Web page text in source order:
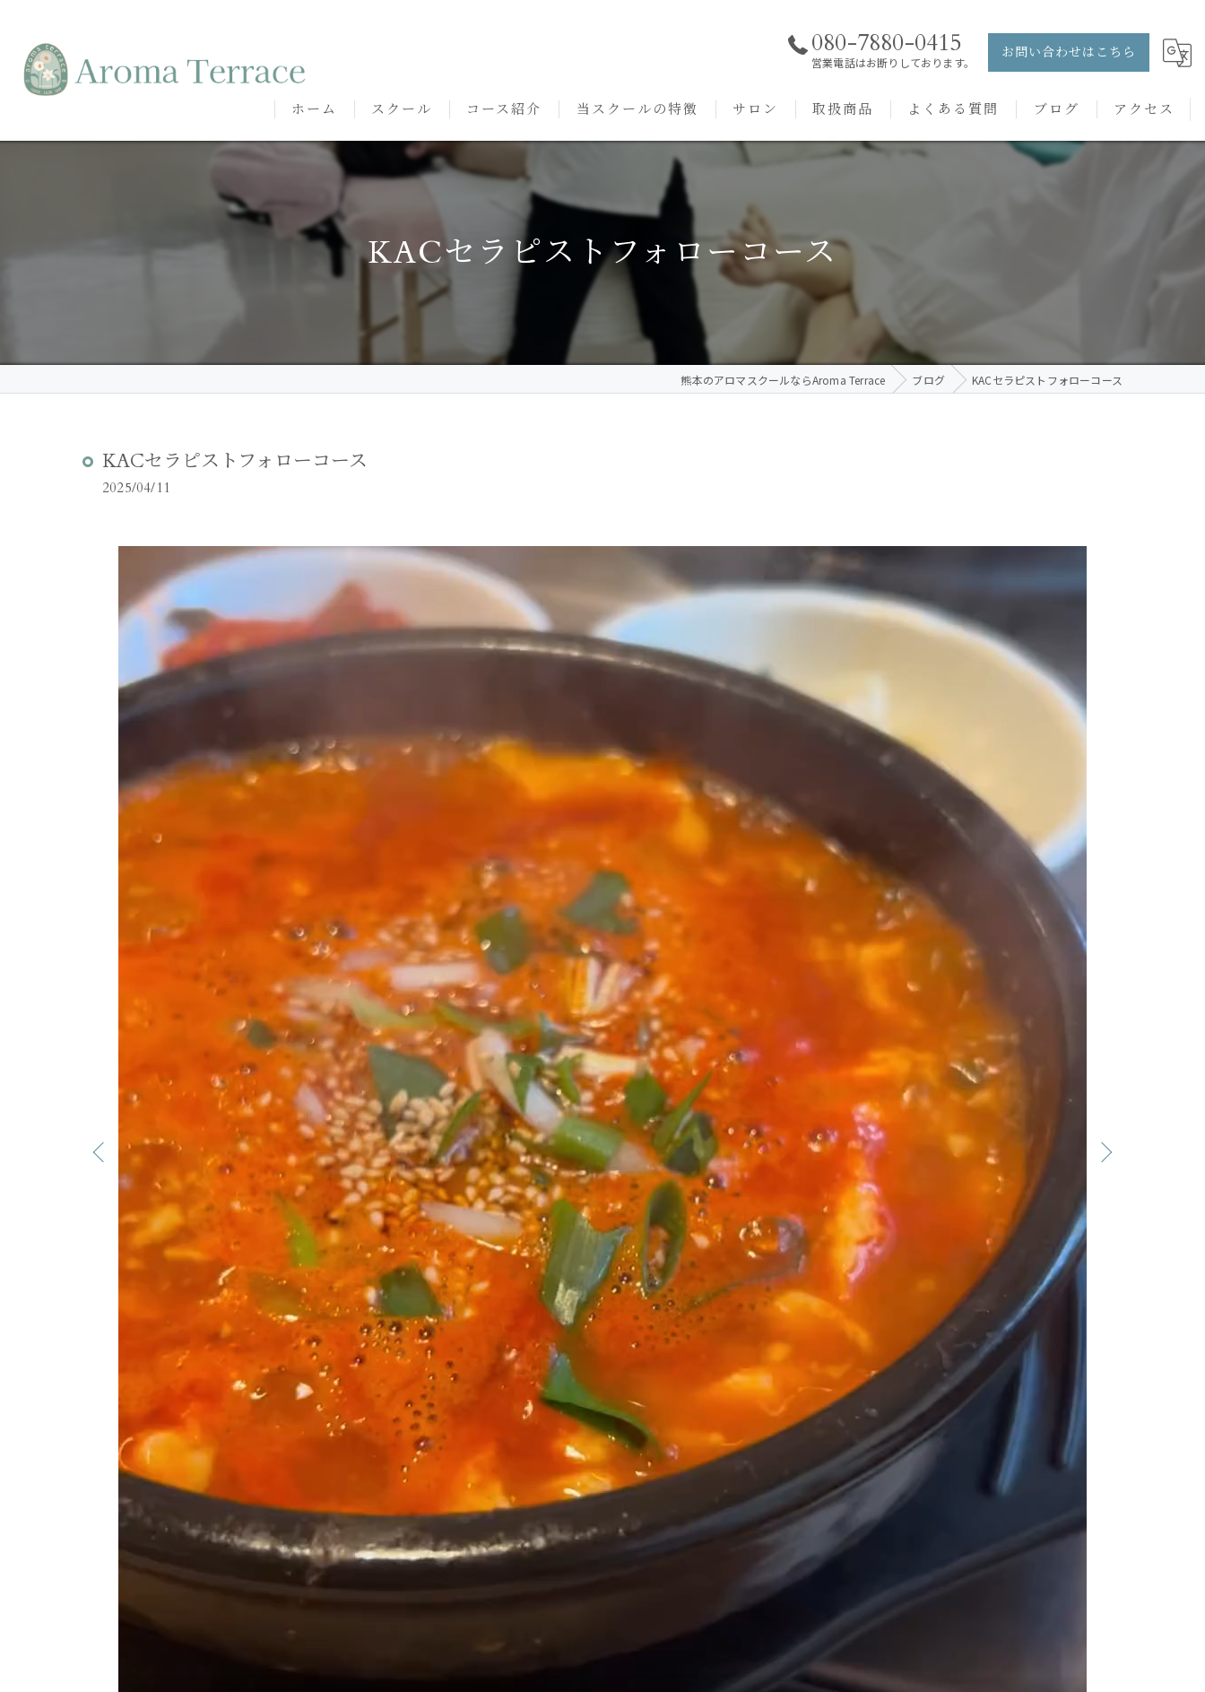
080-7880-0415
営業電話はお断りしております。
お問い合わせはこちら
ホーム スクール
熊本本校の特徴
代表挨拶
講師紹介
コース紹介
NARD JAPAN
アロマ・アドバイザーコース
アロマ・インストラクターコース
アロマ・セラピストコース
KACセラピスト
クリニークアロマ リンパドレナージュコース
当スクールの特徴
独立開業支援
セルフメディケーション
ハンドマッサージ
サロン
サロンメニュー
術後・病後ケアメニュー
施術事例
取扱商品
バッチフラワーレメディ
よくある質問 ブログ アクセス
KACセラピストフォローコース
熊本のアロマスクールならAroma Terrace ブログ KACセラピストフォローコース
KACセラピストフォローコース
2025/04/11